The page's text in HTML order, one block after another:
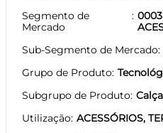
Segmento de
Mercado
Sub-Segmento de Mercado
Grupo de Produto
Subgrupo de Produto
Utilização ACESSÓRIOS,